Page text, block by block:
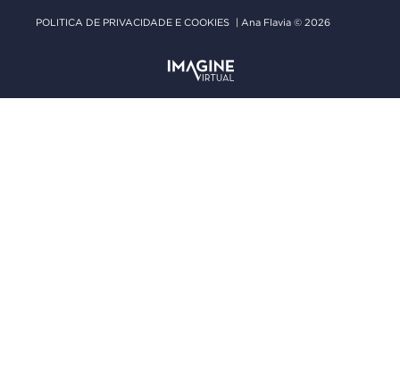
POLITICA DE PRIVACIDADE E COOKIES | Ana Flavia © 2026